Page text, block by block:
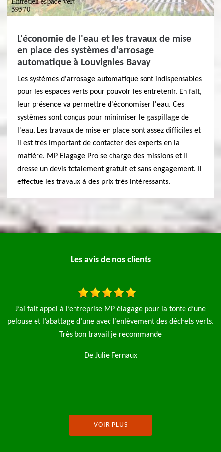
L'économie de l'eau et les travaux de mise
en place des systèmes d'arrosage
automatique à Louvignies Bavay
Les systèmes d'arrosage automatique sont indispensables
pour les espaces verts pour pouvoir les entretenir. En fait,
leur présence va permettre d'économiser l'eau. Ces
systèmes sont conçus pour minimiser le gaspillage de
l'eau. Les travaux de mise en place sont assez difficiles et
il est très important de contacter des experts en la
matière. MP Elagage Pro se charge des missions et il
dresse un devis totalement gratuit et sans engagement. Il
effectue les travaux à des prix très intéressants.
Les avis de nos clients
tonte d’une
déchets verts.
Je fais appel à l'entreprise MP élagage pro pour
sapin et une taille de haie le travail a été fait
propre je recommande fortement cette
De Antoine Mureaux
VOIR PLUS